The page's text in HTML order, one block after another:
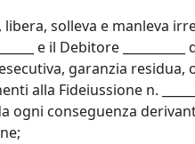
solleva e manleva
e il Debitore
garanzia residua,
alla Fideiussione n.
da ogni conseguenza